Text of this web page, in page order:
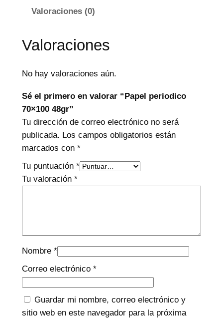
Valoraciones (0)
Valoraciones
No hay valoraciones aún.
Sé el primero en valorar “Papel periodico
70×100 48gr”
Tu dirección de correo electrónico no será
publicada. Los campos obligatorios están
marcados con *
Tu puntuación *
Tu valoración *
Nombre *
Correo electrónico *
Guardar mi nombre, correo electrónico y
sitio web en este navegador para la próxima